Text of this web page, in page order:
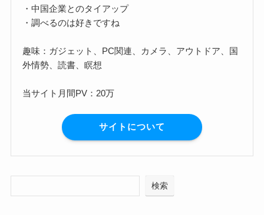
・中国企業とのタイアップ
・調べるのは好きですね
趣味：ガジェット、PC関連、カメラ、アウトドア、国
外情勢、読書、瞑想
当サイト月間PV：20万
サイトについて
検索